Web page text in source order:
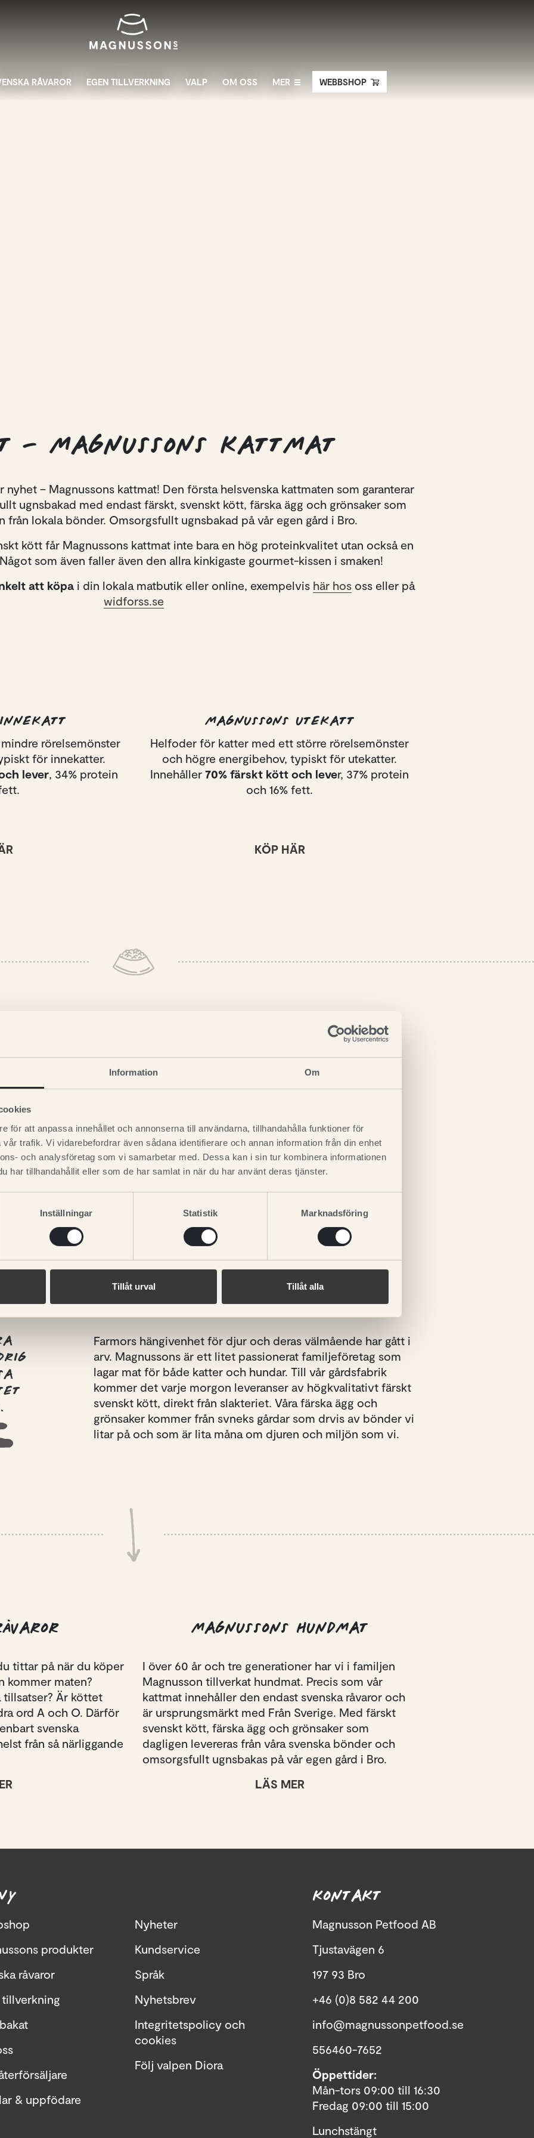
Information Om
för att anpassa innehållet och annonserna till användarna, tillhandahålla funktioner för
trafik. Vi vidarebefordrar även sådana identifierare och annan information från din enhet
och analysföretag som vi samarbetar med. Dessa kan i sin tur kombinera informationen
har tillhandahållit eller som de har samlat in när du har använt deras tjänster.
Inställningar Statistik Marknadsföring
Tillåt urval Tillåt alla
RÅVAROR EGEN TILLVERKNING VALP OM OSS MER WEBBSHOP
– MAGNUSSONS KATTMAT
nyhet – Magnussons kattmat! Den första helsvenska kattmaten som garanterar
ugnsbakad med endast färskt, svenskt kött, färska ägg och grönsaker som
från lokala bönder. Omsorgsfullt ugnsbakad på vår egen gård i Bro.
kött får Magnussons kattmat inte bara en hög proteinkvalitet utan också en
som även faller även den allra kinkigaste gourmet-kissen i smaken!
att köpai din lokala matbutik eller online, exempelvis här hososs eller på
widforss.se
rörelsemönster
för innekatter.
lever, 34% protein
MAGNUSSONS UTEKATT
Helfoder för katter med ett större rörelsemönster
och högre energibehov, typiskt för utekatter.
Innehåller 70% färskt kött och lever, 37% protein
och 16% fett.
KÖP HÄR
149 KATTER
älskade alla sorters
magnifika Grand
innan hon började
något av en
hon föda upp
under
inte mindre än
framgångsrikt ut
i bildandet Sveriges
blev en av de första
Farmors hängivenhet för djur och deras välmående har gått i
arv. Magnussons är ett litet passionerat familjeföretag som
lagar mat för både katter och hundar. Till vår gårdsfabrik
kommer det varje morgon leveranser av högkvalitativt färskt
svenskt kött, direkt från slakteriet. Våra färska ägg och
grönsaker kommer från svneks gårdar som drvis av bönder vi
litar på och som är lita måna om djuren och miljön som vi.
tittar på när du köper
kommer maten?
tillsatser? Är köttet
ord A och O. Därför
svenska
från så närliggande
MAGNUSSONS HUNDMAT
I över 60 år och tre generationer har vi i familjen
Magnusson tillverkat hundmat. Precis som vår
kattmat innehåller den endast svenska råvaror och
är ursprungsmärkt med Från Sverige. Med färskt
svenskt kött, färska ägg och grönsaker som
dagligen levereras från våra svenska bönder och
omsorgsfullt ugnsbakas på vår egen gård i Bro.
LÄS MER
produkter
råvaror
tillverkning
& uppfödare
Nyheter
Kundservice
Språk
Nyhetsbrev
Integritetspolicy och
cookies
Följ valpen Diora
KONTAKT
Magnusson Petfood AB
Tjustavägen 6
197 93 Bro
+46 (0)8 582 44 200
info@magnussonpetfood.se
556460-7652
Öppettider:
Mån-tors 09:00 till 16:30
Fredag 09:00 till 15:00
Lunchstängt